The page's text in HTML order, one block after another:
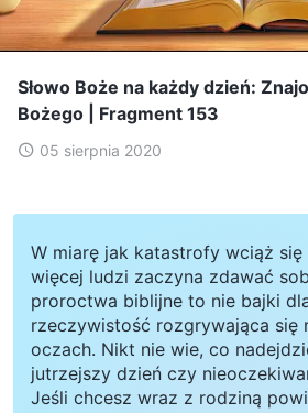
Słowo Boże na każdy dzień:
Bożego | Fragment 153
05 sierpnia 2020
W miarę jak katastrofy wciąż się
więcej ludzi zaczyna zdawać
proroctwa biblijne to nie bajki
rzeczywistość rozgrywająca się
oczach. Nikt nie wie, co
jutrzejszy dzień czy
Jeśli chcesz wraz z rodziną